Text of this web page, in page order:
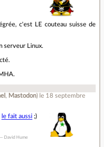
c'est LE couteau suisse de
serveur Linux.
, Mastodon) le 18 septembre
le fait aussi ;)
― David Hume